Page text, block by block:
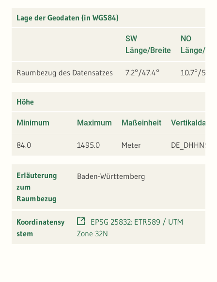
Lage der Geodaten (in WGS84)
SW
Länge/Breite
NO
Länge/
Raumbezug des Datensatzes 7.2°/47.4° 10.7°/50°
Höhe
Minimum Maximum Maßeinheit
84.0 1495.0 Meter
Erläuterung
zum
Raumbezug
Baden-Württemberg
Koordinatensy
stem
EPSG 25832: ETRS89 / UTM
Zone 32N